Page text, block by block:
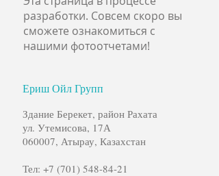
разработки. Совсем скоро вы
сможете ознакомиться с
нашими фотоотчетами!
Ериш Ойл Групп
Здание Берекет, район Рахата
ул. Утемисова, 17А
060007, Атырау, Казахстан
Тел: +7 (701) 548-84-21